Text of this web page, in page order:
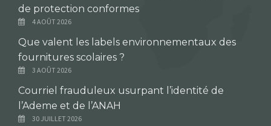
de protection conformes
4 AOÛT 2026
Que valent les labels environnementaux des
fournitures scolaires ?
3 AOÛT 2026
Courriel frauduleux usurpant l’identité de
l’Ademe et de l’ANAH
30 JUILLET 2026